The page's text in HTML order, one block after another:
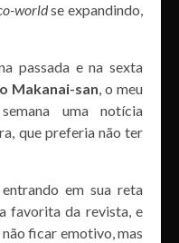
worldse expandindo,
passada e na sexta
Makanai-san, o meu
uma notícia
que preferia não ter
em sua reta
favorita da revista, e
ficar emotivo, mas